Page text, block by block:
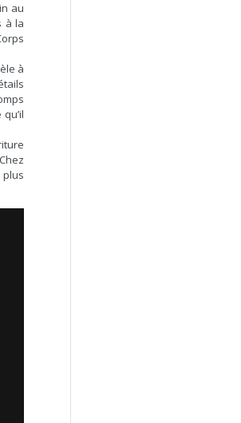
au
à la
à